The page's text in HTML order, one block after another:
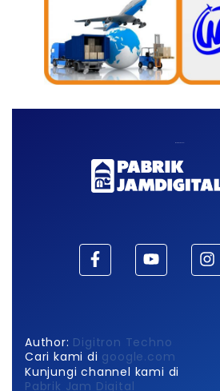
Author: Digitron Techno
Cari kami di google.com
Kunjungi channel kami di
Pabrik Jam Digital